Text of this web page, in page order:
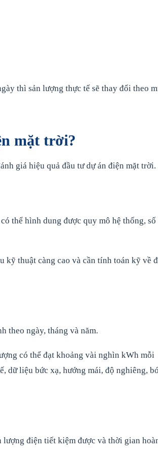
thì sản lượng thực tế sẽ thay đổi theo
mặt trời?
giá hiệu quả đầu tư dự án điện mặt trời.
thể hình dung được quy mô hệ thống, số
kỹ thuật càng cao và cần tính toán kỹ về
theo ngày, tháng và năm.
có thể đạt khoảng vài nghìn kWh mỗi
dữ liệu bức xạ, hướng mái, độ nghiêng,
điện tiết kiệm được và thời gian